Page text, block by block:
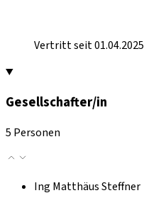
Vertritt seit 01.04.2025
Gesellschafter/in
5 Personen
Ing Matthäus Steffner